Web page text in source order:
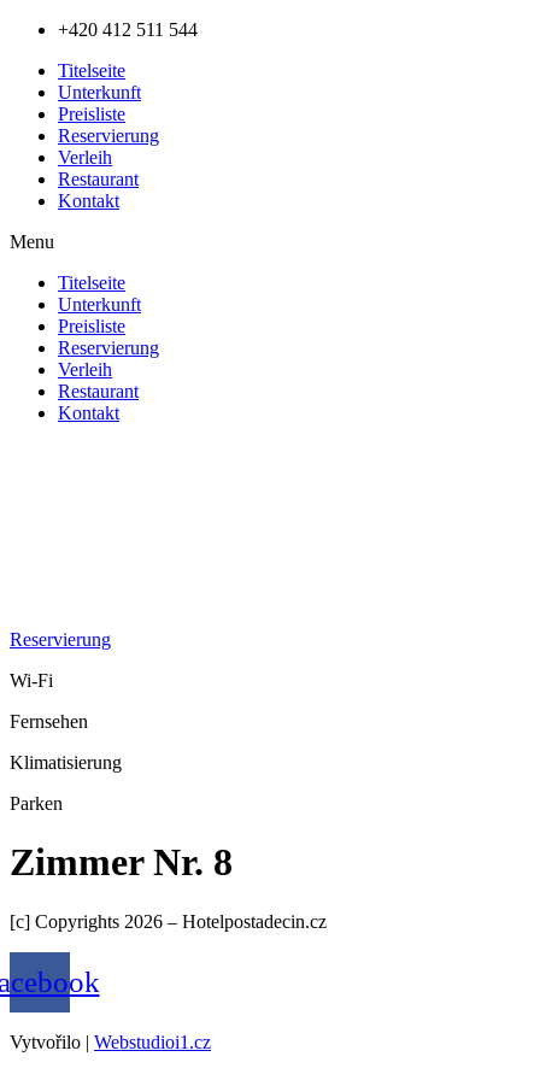
Přejít
obsahu
+420 412 511 544
Titelseite
Unterkunft
Preisliste
Reservierung
Verleih
Restaurant
Kontakt
Menu
Titelseite
Unterkunft
Preisliste
Reservierung
Verleih
Restaurant
Kontakt
Reservierung
Wi-Fi
Fernsehen
Klimatisierung
Parken
Zimmer Nr. 8
[c] Copyrights 2026 – Hotelpostadecin.cz
Vytvořilo | Webstudioi1.cz